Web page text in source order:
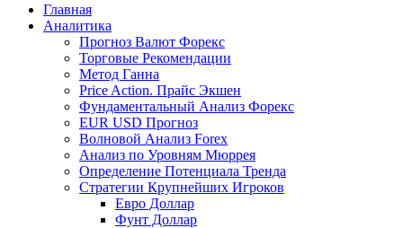
Главная
Аналитика
Прогноз Валют Форекс
Торговые Рекомендации
Метод Ганна
Price Action. Прайс Экшен
Фундаментальный Анализ Форекс
EUR USD Прогноз
Волновой Анализ Forex
Анализ по Уровням Мюррея
Определение Потенциала Тренда
Стратегии Крупнейших Игроков
Евро Доллар
Фунт Доллар